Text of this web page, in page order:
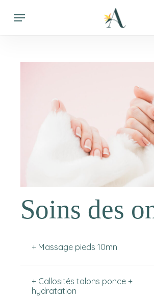
Menu
Soins des
+ Massage pieds 10mn
+ Callosités talons ponce +
hydratation